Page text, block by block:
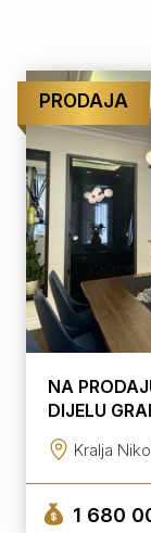
PRODAJA
NA
DIJELU
Kralja
1 680